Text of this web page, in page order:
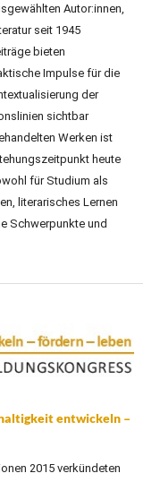
Autor:innen,
seit 1945
bieten
Impulse für die
der
sichtbar
Werken ist
heute
für Studium als
literarisches Lernen
Schwerpunkte und
entwickeln –
2015 verkündeten